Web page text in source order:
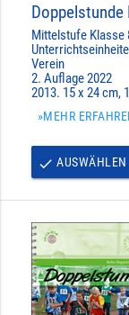
Mittelstufe Klasse
Verein
2. Auflage 2022
2013. 15 x 24 cm,
»MEHR
done AUSWÄHLEN